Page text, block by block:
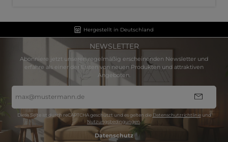
Hergestellt in Deutschland
NEWSLETTER
Abonniere jetzt unseren regelmäßig erscheinenden Newsletter und
erfahre als einer der Ersten von neuen Produkten und attraktiven
Angeboten.
Mail-
Adresse
Diese Seite ist durch reCAPTCHA geschützt und es gelten die Datenschutzrichtlinieund
Nutzungsbedingungen.
Datenschutz